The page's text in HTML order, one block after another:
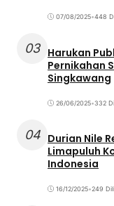
07/08/2025•448
03 Harukan
Pernikahan
Singkawang
26/06/2025•332
04 Durian Nile
Limapuluh
Indonesia
16/12/2025•249